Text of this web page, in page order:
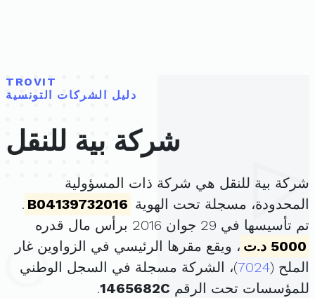
TROVIT
دليل الشركات التونسية
شركة بية للنقل
شركة بية للنقل هي شركة ذات المسؤولية
المحدودة، مسجلة تحت الهوية B04139732016
.
تم تأسيسها في 29 جوان 2016 برأس مال قدره
5000 د.ت
، ويقع مقرها الرئيسي في الزواوين غار
الملح (7024)، الشركة مسجلة في السجل الوطني
للمؤسسات تحت الرقم 1465682C
.